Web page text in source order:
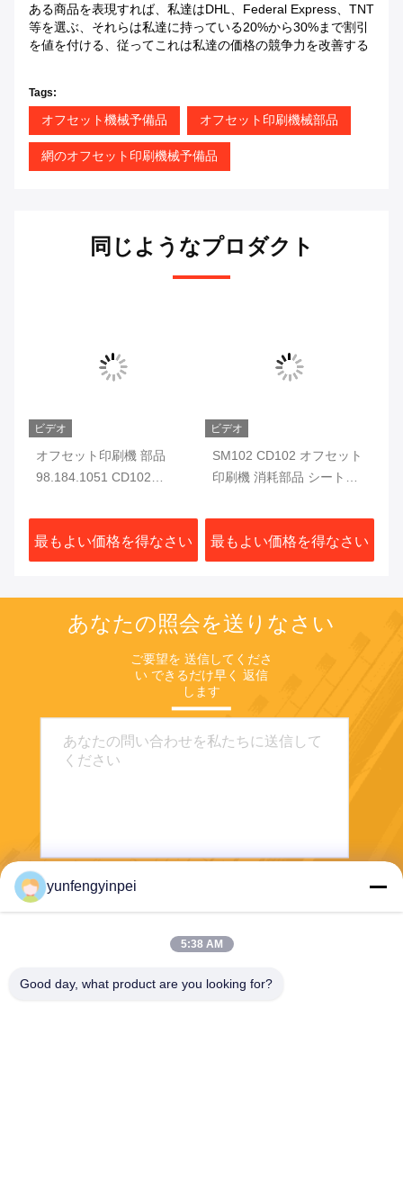
ある商品を表現すれば、私達はDHL、Federal Express、TNT
等を選ぶ、それらは私達に持っている20%から30%まで割引
を値を付ける、従ってこれは私達の価格の競争力を改善する
Tags:
オフセット機械予備品 オフセット印刷機械部品
網のオフセット印刷機械予備品
同じようなプロダクト
ビデオ
オフセット印刷機 部品
98.184.1051 CD102
最もよい価格を得なさい
ビデオ
SM102 CD102 オフセット
印刷機 消耗部品 シートス
最もよい価格を得なさい
あなたの照会を送りなさい
ご要望を 送信してくださ
い できるだけ早く 返信
します
yunfengyinpei
5:38 AM
Good day, what product are you looking for?